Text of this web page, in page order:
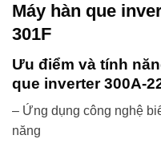
Máy hàn que
301F
Ưu điểm và tính
que inverter 300A-
– Ứng dụng công nghệ
năng